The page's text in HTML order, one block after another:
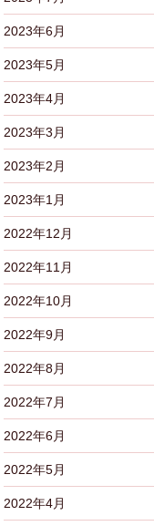
2023年6月
2023年5月
2023年4月
2023年3月
2023年2月
2023年1月
2022年12月
2022年11月
2022年10月
2022年9月
2022年8月
2022年7月
2022年6月
2022年5月
2022年4月